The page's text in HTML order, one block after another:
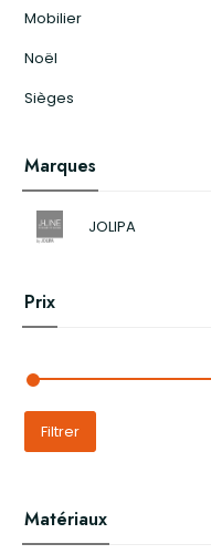
Mobilier
Noël
Sièges
Marques
JOLIPA
Prix
Filtrer
Matériaux